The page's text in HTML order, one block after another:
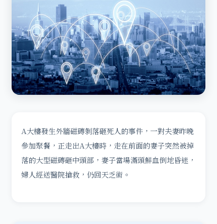
A大樓發生外牆磁磚剝落砸死人的事件，一對夫妻昨晚
參加聚餐，正走出A大樓時，走在前面的妻子突然被掉
落的大型磁磚砸中頭部，妻子當場滿頭鮮血倒地昏迷，
婦人經送醫院搶救，仍回天乏術。